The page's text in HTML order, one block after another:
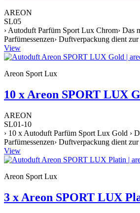
AREON
SL05
› Autoduft Parfüm Sport Lux Chrom› Das
Parfümessenzen› Duftverpackung dient
View
Areon Sport Lux
10 x Areon SPORT LUX
AREON
SL01-10
› 10 x Autoduft Parfüm Sport Lux Gold ›
Parfümessenzen› Duftverpackung dient
View
Areon Sport Lux
3 x Areon SPORT LUX